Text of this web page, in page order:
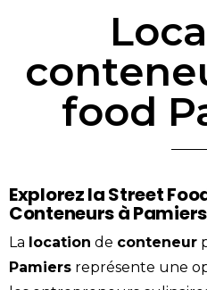
food
Explorez la Street
Conteneurs à Pamiers
La location de conteneur
Pamiers représente une